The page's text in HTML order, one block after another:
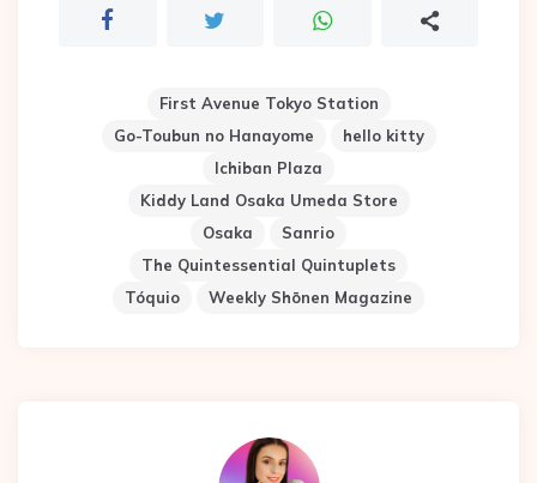
First Avenue Tokyo Station
Go-Toubun no Hanayome
hello kitty
Ichiban Plaza
Kiddy Land Osaka Umeda Store
Osaka
Sanrio
The Quintessential Quintuplets
Tóquio
Weekly Shōnen Magazine